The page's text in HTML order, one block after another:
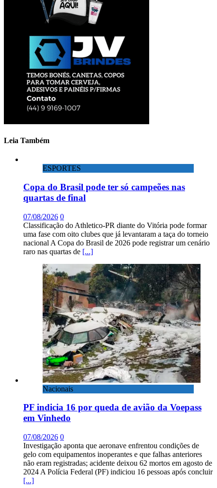
Leia Também
ESPORTES
Copa do Brasil pode ter só campeões nas
quartas de final
07/08/2026 0
Classificação do Athletico-PR diante do Vitória pode formar
uma fase com oito clubes que já levantaram a taça do torneio
nacional A Copa do Brasil de 2026 pode registrar um cenário
raro nas quartas de [...]
Nacionais
PF indicia 16 por queda de avião da Voepass
em Vinhedo
07/08/2026 0
Investigação aponta que aeronave enfrentou condições de
gelo com equipamentos inoperantes e que falhas anteriores
não eram registradas; acidente deixou 62 mortos em agosto de
2024 A Polícia Federal (PF) indiciou 16 pessoas após concluir
[...]